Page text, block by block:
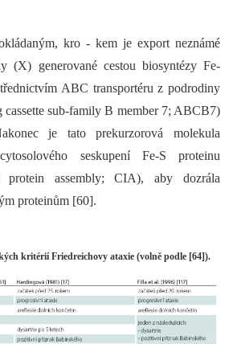
kro -⁠ kem je export neznámé
(X) generované cestou biosyntézy Fe-
ABC transportéru z podrodiny
sub-family B member 7; ABCB7)
je tato prekurzorová molekula
seskupení Fe-S proteinu
protein assembly; CIA), aby dozrála
proteinům [60].
kritérií Friedreichovy ataxie (volně podle [64]).